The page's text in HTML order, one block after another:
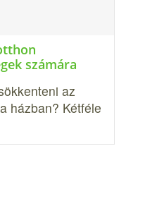
számára
az
házban? Kétféle